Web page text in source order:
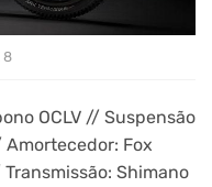
8
OCLV // Suspensão
Fox
Shimano